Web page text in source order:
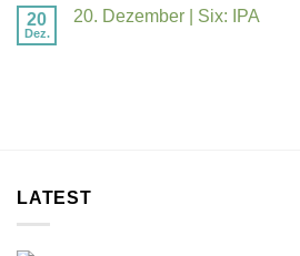
20
Dez.
20. Dezember | Six: IPA
LATEST